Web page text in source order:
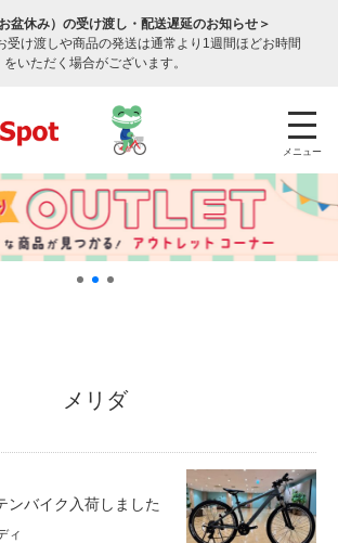
盆休み）の受け渡し・配送遅延のお知らせ＞
受け渡しや商品の発送は通常より1週間ほどお時間
をいただく場合がございます。
メニュー
メリダ
ンバイク入荷しました
ィ